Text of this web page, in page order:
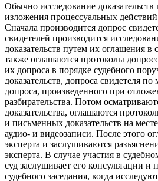
Обычно исследование доказательств
изложения процессуальных
Сначала производится допрос
свидетелей производится
доказательств путем их оглашения в
также оглашаются протоколы
их допроса в порядке судебного
доказательств, допроса свидетеля
допроса, произведенного при
разбирательства. Потом
доказательства, оглашаются
и письменных доказательств на
аудио- и видеозаписи. После этого
эксперта и заслушиваются
эксперта. В случае участия в
суд заслушивает его консультации и
судебного заседания, когда